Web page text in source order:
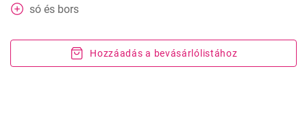
só és bors
Hozzáadás a bevásárlólistához